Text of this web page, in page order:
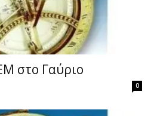
στο Γαύριο
0